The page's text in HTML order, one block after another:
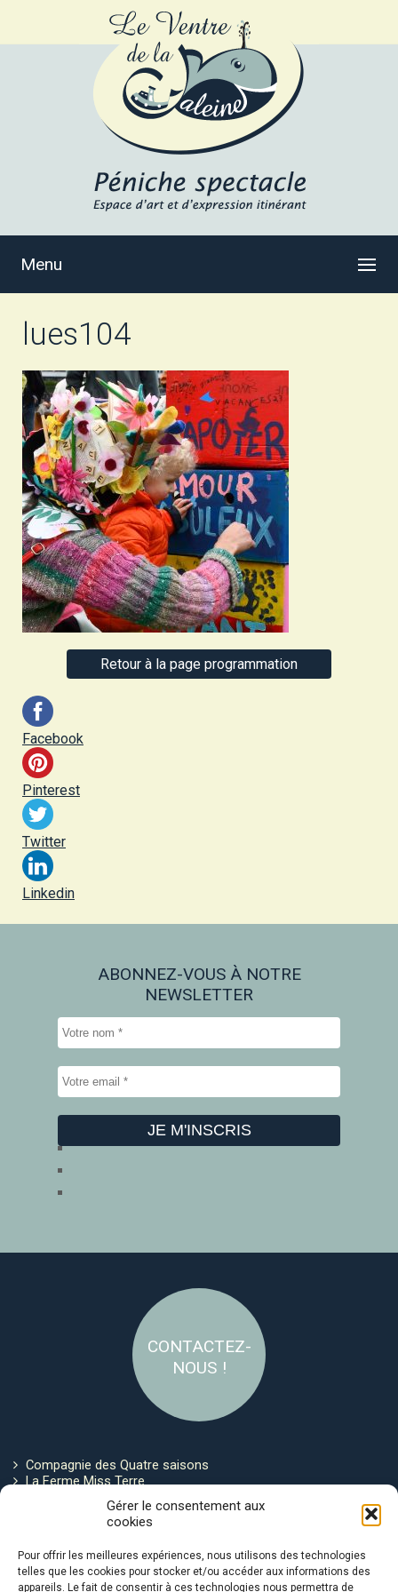
Gérer le consentement aux
cookies
Pour offrir les meilleures expériences, nous utilisons des technologies
telles que les cookies pour stocker et/ou accéder aux informations des
appareils. Le fait de consentir à ces technologies nous permettra de
Menu
lues104
Retour à la page programmation
Facebook
Pinterest
Twitter
Linkedin
ABONNEZ-VOUS À NOTRE
NEWSLETTER
CONTACTEZ-
NOUS !
Compagnie des Quatre saisons
La Ferme Miss Terre
Politique de cookies